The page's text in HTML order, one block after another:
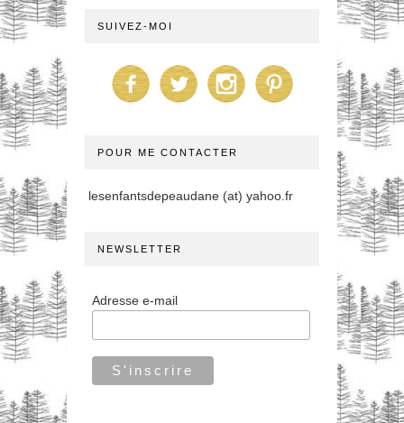
SUIVEZ-MOI
POUR ME CONTACTER
lesenfantsdepeaudane (at) yahoo.fr
NEWSLETTER
Adresse e-mail